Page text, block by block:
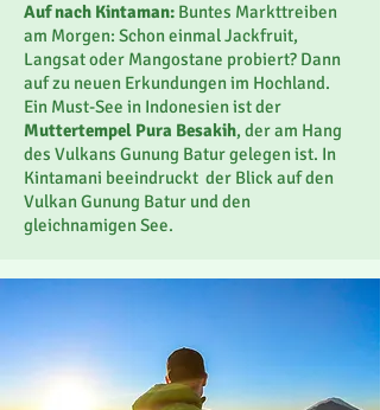
Auf nach Kintaman: Buntes Markttreiben
am Morgen: Schon einmal Jackfruit,
Langsat oder Mangostane probiert? Dann
auf zu neuen Erkundungen im Hochland.
Ein Must-See in Indonesien ist der
Muttertempel Pura Besakih, der am Hang
des Vulkans Gunung Batur gelegen ist. In
Kintamani beeindruckt der Blick auf den
Vulkan Gunung Batur und den
gleichnamigen See.